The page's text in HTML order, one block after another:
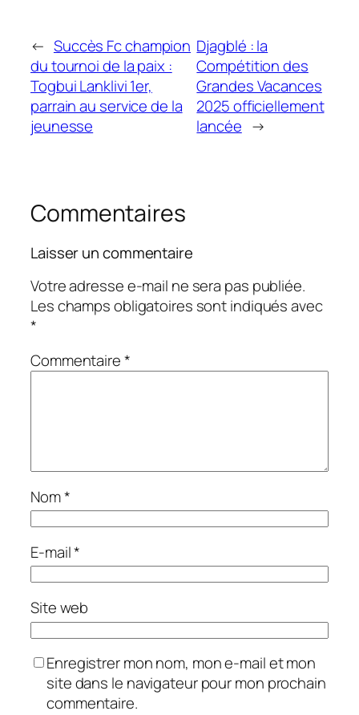
← Succès Fc champion
du tournoi de la paix :
Togbui Lanklivi 1er,
parrain au service de la
jeunesse
Djagblé : la
Compétition des
Grandes Vacances
2025 officiellement
lancée →
Commentaires
Laisser un commentaire
Votre adresse e-mail ne sera pas publiée.
Les champs obligatoires sont indiqués avec
*
Commentaire*
Nom*
E-mail*
Site web
Enregistrer mon nom, mon e-mail et mon
site dans le navigateur pour mon prochain
commentaire.